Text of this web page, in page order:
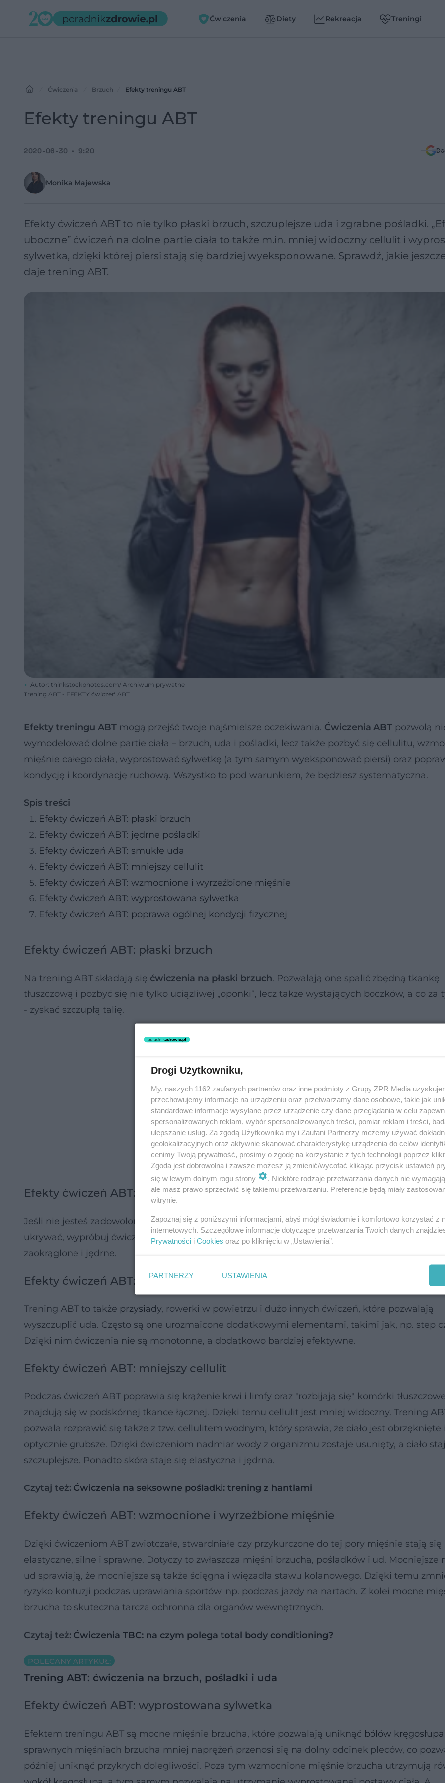
Ćwiczenia Diety Rekreacja Treningi
Ćwiczenia Brzuch Efekty treningu ABT
Efekty treningu ABT
Monika Majewska
2020-06-30 9:20
Efekty ćwiczeń ABT to nie tylko płaski brzuch, szczuplejsze uda i zgrabne pośladki.
uboczne” ćwiczeń na dolne partie ciała to także m.in. mniej widoczny cellulit i
sylwetka, dzięki której piersi stają się bardziej wyeksponowane. Sprawdź, jakie
daje trening ABT.
Autor: thinkstockphotos.com/ Archiwum prywatne
Trening ABT - EFEKTY ćwiczeń ABT
Efekty treningu ABT mogą przejść twoje najśmielsze oczekiwania. Ćwiczenia ABT pozwolą
wymodelować dolne partie ciała – brzuch, uda i pośladki, lecz także pozbyć się cellulitu,
mięśnie całego ciała, wyprostować sylwetkę (a tym samym wyeksponować piersi) oraz
kondycję i koordynację ruchową. Wszystko to pod warunkiem, że będziesz systematyczna.
Spis treści
Efekty ćwiczeń ABT: płaski brzuch
Efekty ćwiczeń ABT: jędrne pośladki
Efekty ćwiczeń ABT: smukłe uda
Efekty ćwiczeń ABT: mniejszy cellulit
Efekty ćwiczeń ABT: wzmocnione i wyrzeźbione mięśnie
Efekty ćwiczeń ABT: wyprostowana sylwetka
Efekty ćwiczeń ABT: poprawa ogólnej kondycji fizycznej
Efekty ćwiczeń ABT: płaski brzuch
Na trening ABT składają się ćwiczenia na płaski brzuch. Pozwalają one spalić zbędną tkankę
tłuszczową i pozbyć się nie tylko uciążliwej „oponki”, lecz także wystających boczków, a co za
- zyskać szczupłą talię.
Efekty ćwiczeń ABT: jędrne pośladki
Jeśli nie jesteś zadowolona z wyglądu swoich pośladków, bo są płaski i wiotkie, i zwykle
ukrywać, wypróbuj ćwiczenia ABT. „Uniosą” one pośladki i sprawią, że staną się kształtne,
zaokrąglone i jędrne.
Efekty ćwiczeń ABT: smukłe uda
Trening ABT to także przysiady, rowerki w powietrzu i dużo innych ćwiczeń, które pozwalają
wyszczuplić uda. Często są one urozmaicone dodatkowymi elementami, takimi jak, np. step
Dzięki nim ćwiczenia nie są monotonne, a dodatkowo bardziej efektywne.
Efekty ćwiczeń ABT: mniejszy cellulit
Podczas ćwiczeń ABT poprawia się krążenie krwi i limfy oraz "rozbijają się" komórki
znajdują się w podskórnej tkance łącznej. Dzięki temu cellulit jest mniej widoczny. Trening
pozwala rozprawić się także z tzw. cellulitem wodnym, który sprawia, że ciało jest obrzęknięte i
optycznie grubsze. Dzięki ćwiczeniom nadmiar wody z organizmu zostaje usunięty, a ciało
szczuplejsze. Ponadto skóra staje się elastyczna i jędrna.
Czytaj też: Ćwiczenia na seksowne pośladki: trening z hantlami
Efekty ćwiczeń ABT: wzmocnione i wyrzeźbione mięśnie
Dzięki ćwiczeniom ABT zwiotczałe, stwardniałe czy przykurczone do tej pory mięśnie stają się
elastyczne, silne i sprawne. Dotyczy to zwłaszcza mięśni brzucha, pośladków i ud. Mocniejsze
ud sprawiają, że mocniejsze są także ścięgna i więzadła stawu kolanowego. Dzięki temu
ryzyko kontuzji podczas uprawiania sportów, np. podczas jazdy na nartach. Z kolei mocne
brzucha to skuteczna tarcza ochronna dla organów wewnętrznych.
Czytaj też: Ćwiczenia TBC: na czym polega total body conditioning?
POLECANY ARTYKUŁ:
Trening ABT: ćwiczenia na brzuch, pośladki i uda
Efekty ćwiczeń ABT: wyprostowana sylwetka
Efektem treningu ABT są mocne mięśnie brzucha, które pozwalają uniknąć bólów kręgosłupa
sprawnych mięśniach brzucha mniej naprężeń przenosi się na dolny odcinek pleców, co
później uniknąć przykrych dolegliwości. Poza tym wzmocnione mięśnie brzucha utrzymują
Drogi Użytkowniku,
My, naszych 1162 zaufanych partnerów oraz inne podmioty z Grupy ZPR Media
przechowujemy informacje na urządzeniu oraz przetwarzamy dane osobowe, takie jak
standardowe informacje wysyłane przez urządzenie czy dane przeglądania w celu
spersonalizowanych reklam, wybór spersonalizowanych treści, pomiar reklam i treści,
ulepszanie usług. Za zgodą Użytkownika my i Zaufani Partnerzy możemy używać
geolokalizacyjnych oraz aktywnie skanować charakterystykę urządzenia do celów
cenimy Twoją prywatność, prosimy o zgodę na korzystanie z tych technologii poprzez
Zgoda jest dobrowolna i zawsze możesz ją zmienić/wycofać klikając przycisk ustawień
się w lewym dolnym rogu strony
. Niektóre rodzaje przetwarzania danych nie
ale masz prawo sprzeciwić się takiemu przetwarzaniu. Preferencje będą miały
witrynie.
Zapoznaj się z poniższymi informacjami, abyś mógł świadomie i komfortowo korzystać z
internetowych. Szczegółowe informacje dotyczące przetwarzania Twoich danych
Prywatności i Cookies oraz po kliknięciu w „Ustawienia”.
PARTNERZY USTAWIENIA